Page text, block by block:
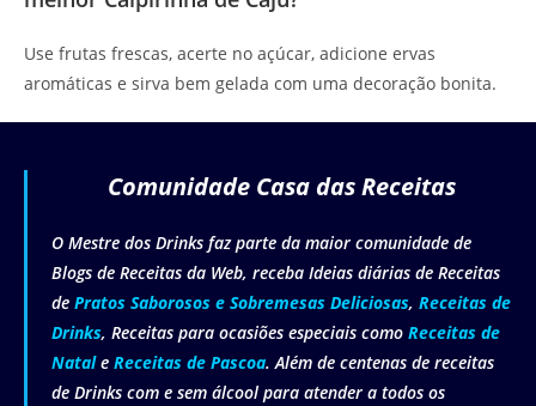
Use frutas frescas, acerte no açúcar, adicione ervas
aromáticas e sirva bem gelada com uma decoração bonita.
Comunidade Casa das Receitas
O Mestre dos Drinks faz parte da maior comunidade de
Blogs de Receitas da Web, receba Ideias diárias de Receitas
de Pratos Saborosos e Sobremesas Deliciosas, Receitas de
Drinks, Receitas para ocasiões especiais como Receitas de
Natale Receitas de Pascoa. Além de centenas de receitas
de Drinks com e sem álcool para atender a todos os